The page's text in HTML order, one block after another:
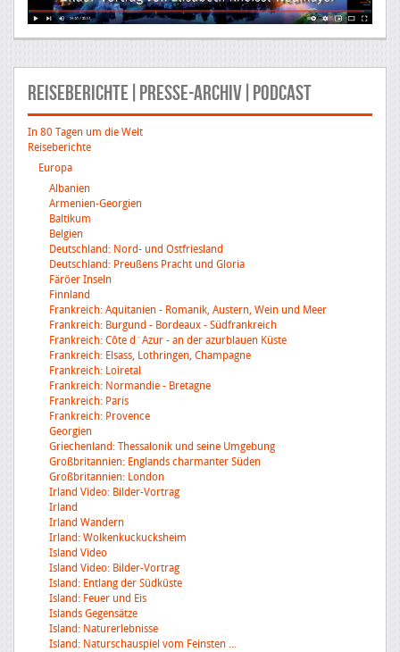
Reiseberichte|Presse-Archiv|Podcast
In 80 Tagen um die Welt
Reiseberichte
Europa
Albanien
Armenien-Georgien
Baltikum
Belgien
Deutschland: Nord- und Ostfriesland
Deutschland: Preußens Pracht und Gloria
Färöer Inseln
Finnland
Frankreich: Aquitanien - Romanik, Austern, Wein und Meer
Frankreich: Burgund - Bordeaux - Südfrankreich
Frankreich: Côte d´Azur - an der azurblauen Küste
Frankreich: Elsass, Lothringen, Champagne
Frankreich: Loiretal
Frankreich: Normandie - Bretagne
Frankreich: Paris
Frankreich: Provence
Georgien
Griechenland: Thessalonik und seine Umgebung
Großbritannien: Englands charmanter Süden
Großbritannien: London
Irland Video: Bilder-Vortrag
Irland
Irland Wandern
Irland: Wolkenkuckucksheim
Island Video
Island Video: Bilder-Vortrag
Island: Entlang der Südküste
Island: Feuer und Eis
Islands Gegensätze
Island: Naturerlebnisse
Island: Naturschauspiel vom Feinsten ...